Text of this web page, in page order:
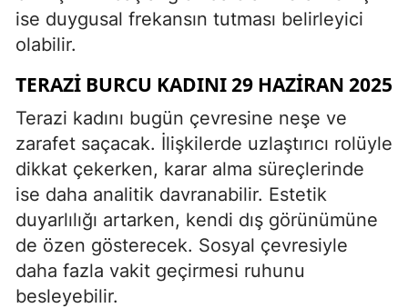
ise duygusal frekansın tutması belirleyici
olabilir.
TERAZI BURCU KADINI 29 HAZIRAN 2025
Terazi kadını bugün çevresine neşe ve
zarafet saçacak. İlişkilerde uzlaştırıcı rolüyle
dikkat çekerken, karar alma süreçlerinde
ise daha analitik davranabilir. Estetik
duyarlılığı artarken, kendi dış görünümüne
de özen gösterecek. Sosyal çevresiyle
daha fazla vakit geçirmesi ruhunu
besleyebilir.